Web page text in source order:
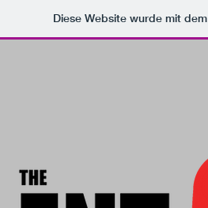
Diese Website wurde mit